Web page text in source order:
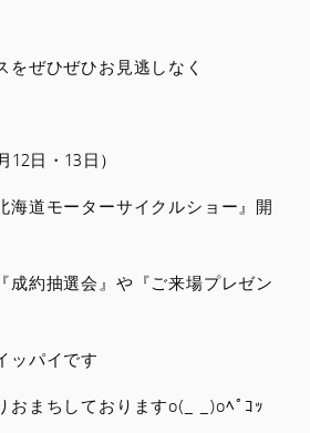
をぜひぜひお見逃しなく
日・13日）
海道モーターサイクルショー』開
成約抽選会』や『ご来場プレゼン
ッパイです
おまちしておりますo(_ _)oﾍﾟｺｯ